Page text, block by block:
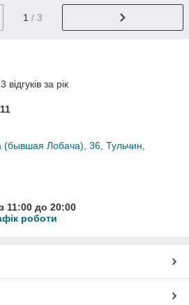
1 / 3
за рік
(бывшая Лобача), 36, Тульчин,
11:00 до 20:00
роботи